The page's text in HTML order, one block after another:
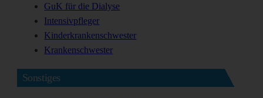
GuK für die Dialyse
Intensivpfleger
Kinderkrankenschwester
Krankenschwester
Sonstiges